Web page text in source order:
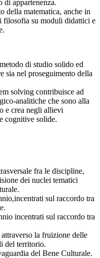
di appartenenza.
della matematica, anche in
filosofia su moduli didattici e
di studio solido ed
sia nel proseguimento della
solving contribuisce ad
analitiche che sono alla
e crea negli allievi
cognitive solide.
fra le discipline,
dei nuclei tematici
sul raccordo tra
incentrati sul raccordo tra
la fruizione delle
del territorio.
del Bene Culturale.